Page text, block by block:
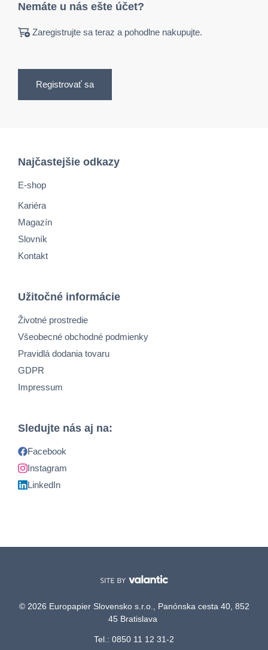
Nemáte u nás ešte účet?
Zaregistrujte sa teraz a pohodlne nakupujte.
Registrovať sa
Najčastejšie odkazy
E-shop
Kariéra
Magazín
Slovník
Kontakt
Užitočné informácie
Životné prostredie
Všeobecné obchodné podmienky
Pravidlá dodania tovaru
GDPR
Impressum
Sledujte nás aj na:
Facebook
Instagram
LinkedIn
© 2026 Europapier Slovensko s.r.o., Panónska cesta 40, 852
45 Bratislava
Tel.: 0850 11 12 31-2